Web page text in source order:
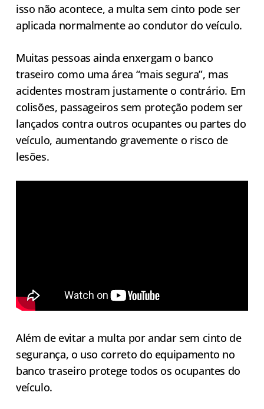
isso não acontece, a multa sem cinto pode ser
aplicada normalmente ao condutor do veículo.
Muitas pessoas ainda enxergam o banco
traseiro como uma área “mais segura”, mas
acidentes mostram justamente o contrário. Em
colisões, passageiros sem proteção podem ser
lançados contra outros ocupantes ou partes do
veículo, aumentando gravemente o risco de
lesões.
Além de evitar a multa por andar sem cinto de
segurança, o uso correto do equipamento no
banco traseiro protege todos os ocupantes do
veículo.